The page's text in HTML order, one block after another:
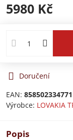
5980 Kč
Doručení
EAN:
Výrobce: LOVAKIA
Popis